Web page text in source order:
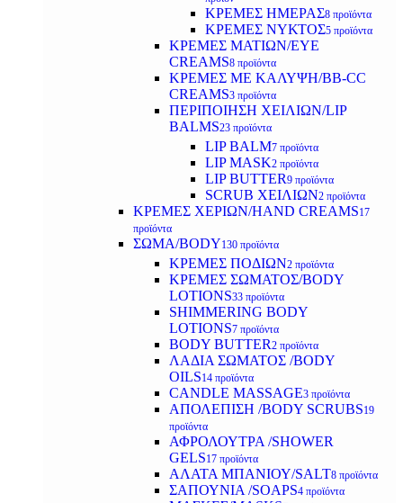
ΚΡΕΜΕΣ ΗΜΕΡΑΣ8 προϊόντα
ΚΡΕΜΕΣ ΝΥΚΤΟΣ5 προϊόντα
ΚΡΕΜΕΣ ΜΑΤΙΩΝ/EYE
CREAMS8 προϊόντα
ΚΡΕΜΕΣ ΜΕ ΚΑΛΥΨΗ/BB-CC
CREAMS3 προϊόντα
ΠΕΡΙΠΟΙΗΣΗ ΧΕΙΛΙΩΝ/LIP
BALMS23 προϊόντα
LIP BALM7 προϊόντα
LIP MASK2 προϊόντα
LIP BUTTER9 προϊόντα
SCRUB ΧΕΙΛΙΩΝ2 προϊόντα
ΚΡΕΜΕΣ ΧΕΡΙΩΝ/HAND CREAMS17
προϊόντα
ΣΩΜΑ/BODY130 προϊόντα
ΚΡΕΜΕΣ ΠΟΔΙΩΝ2 προϊόντα
ΚΡΕΜΕΣ ΣΩΜΑΤΟΣ/BODY
LOTIONS33 προϊόντα
SHIMMERING BODY
LOTIONS7 προϊόντα
BODY BUTTER2 προϊόντα
ΛΑΔΙΑ ΣΩΜΑΤΟΣ /BODY
OILS14 προϊόντα
CANDLE MASSAGE3 προϊόντα
ΑΠΟΛΕΠΙΣΗ /BODY SCRUBS19
προϊόντα
ΑΦΡΟΛΟΥΤΡΑ /SHOWER
GELS17 προϊόντα
ΑΛΑΤΑ ΜΠΑΝΙΟΥ/SALT8 προϊόντα
ΣΑΠΟΥΝΙΑ /SOAPS4 προϊόντα